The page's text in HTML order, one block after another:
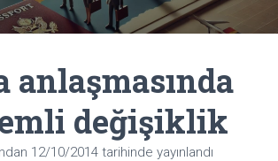
A
anlaşmasında
değişiklik
12/10/2014 tarihinde yayınlandı